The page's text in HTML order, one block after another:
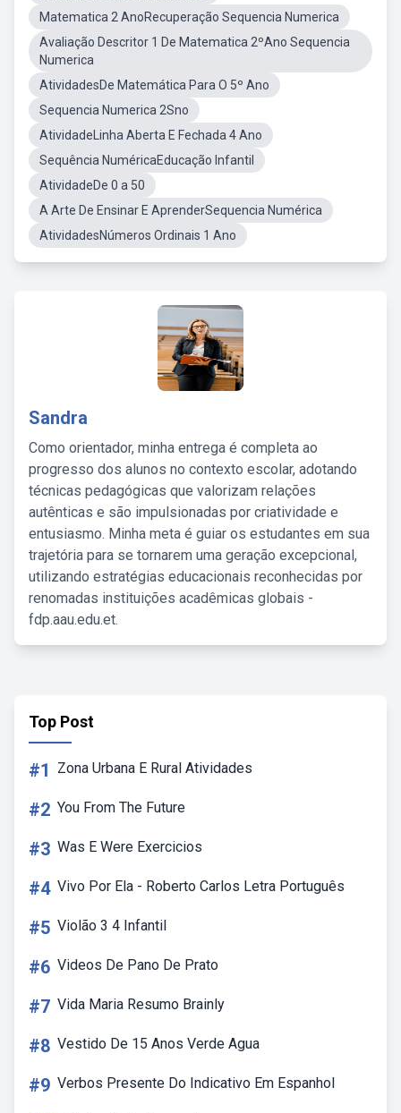
Matematica 2 AnoRecuperação Sequencia Numerica
Avaliação Descritor 1 De Matematica 2ºAno Sequencia
Numerica
AtividadesDe Matemática Para O 5º Ano
Sequencia Numerica 2Sno
AtividadeLinha Aberta E Fechada 4 Ano
Sequência NuméricaEducação Infantil
AtividadeDe 0 a 50
A Arte De Ensinar E AprenderSequencia Numérica
AtividadesNúmeros Ordinais 1 Ano
Sandra
Como orientador, minha entrega é completa ao
progresso dos alunos no contexto escolar, adotando
técnicas pedagógicas que valorizam relações
autênticas e são impulsionadas por criatividade e
entusiasmo. Minha meta é guiar os estudantes em sua
trajetória para se tornarem uma geração excepcional,
utilizando estratégias educacionais reconhecidas por
renomadas instituições acadêmicas globais -
fdp.aau.edu.et.
Top Post
#1 Zona Urbana E Rural Atividades
#2 You From The Future
#3 Was E Were Exercicios
#4 Vivo Por Ela - Roberto Carlos Letra Português
#5 Violão 3 4 Infantil
#6 Videos De Pano De Prato
#7 Vida Maria Resumo Brainly
#8 Vestido De 15 Anos Verde Agua
#9 Verbos Presente Do Indicativo Em Espanhol